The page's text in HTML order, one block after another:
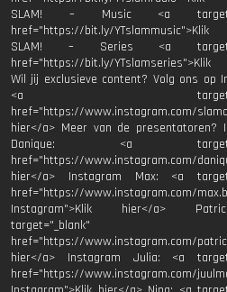
SLAM! – Music <a
href="https://bit.ly/
SLAM! – Series <a
href="https://bit.ly/
Wil jij exclusieve content? Volg ons op
<a
href="https://www.instagram.com/
hier</a> Meer van de presentatoren?
Danique: <a
href="https://www.instagram.com/
hier</a> Instagram Max: <a
href="https://www.instagram.com/
Instagram">Klik hier</a>
target="_blank"
href="https://www.instagram.com/
hier</a> Instagram Julia: <a
href="https://www.instagram.com/